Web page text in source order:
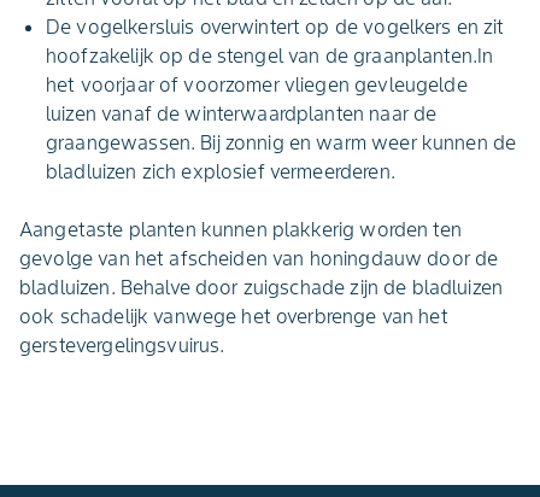
De vogelkersluis overwintert op de vogelkers en zit
hoofzakelijk op de stengel van de graanplanten.In
het voorjaar of voorzomer vliegen gevleugelde
luizen vanaf de winterwaardplanten naar de
graangewassen. Bij zonnig en warm weer kunnen de
bladluizen zich explosief vermeerderen.
Aangetaste planten kunnen plakkerig worden ten
gevolge van het afscheiden van honingdauw door de
bladluizen. Behalve door zuigschade zijn de bladluizen
ook schadelijk vanwege het overbrenge van het
gerstevergelingsvuirus.